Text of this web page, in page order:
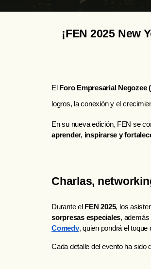
¡FEN 2025 New
El Foro Empresarial Negozee
logros, la conexión y el
En su nueva edición, FEN se
aprender, inspirarse y
Charlas,
Durante el FEN 2025, los
sorpresas especiales, además
Comedy, quien pondrá el toque
Cada detalle del evento ha sido